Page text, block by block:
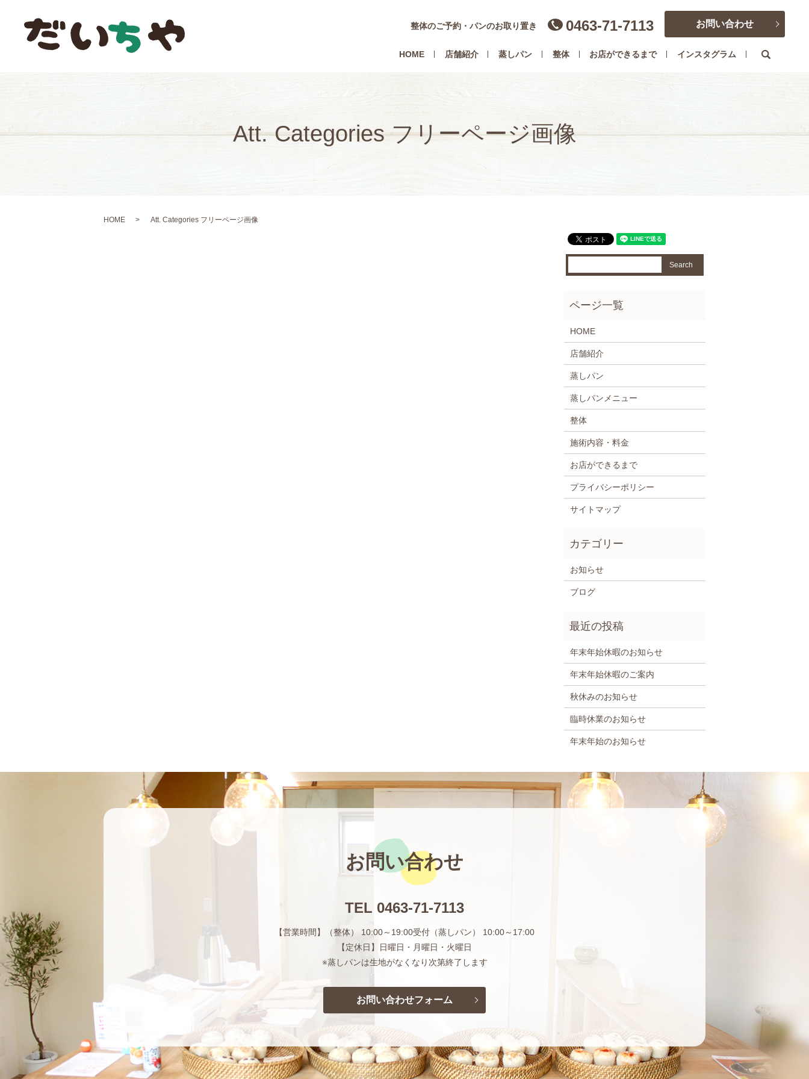
整体のご予約・パンのお取り置き 0463-71-7113 お問い合わせ
HOME 店舗紹介 蒸しパン 整体 お店ができるまで インスタグラム
Att. Categories フリーページ画像
HOME Att. Categories フリーページ画像
HOME
店舗紹介
蒸しパン
蒸しパンメニュー
整体
施術内容・料金
お店ができるまで
プライバシーポリシー
サイトマップ
お知らせ
ブログ
年末年始休暇のお知らせ
年末年始休暇のご案内
秋休みのお知らせ
臨時休業のお知らせ
年末年始のお知らせ
お問い合わせ
TEL 0463-71-7113
【営業時間】（整体） 10:00～19:00受付 （蒸しパン） 10:00～17:00
【定休日】日曜日・月曜日・火曜日
※蒸しパンは生地がなくなり次第終了します
お問い合わせフォーム